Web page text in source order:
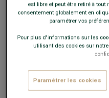
COULEURS
est libre et peut être retiré à
consentement globalement en
paramétrer vos
Pour plus d'informations sur les
utilisant des cookies sur
Paramétrer les cookies